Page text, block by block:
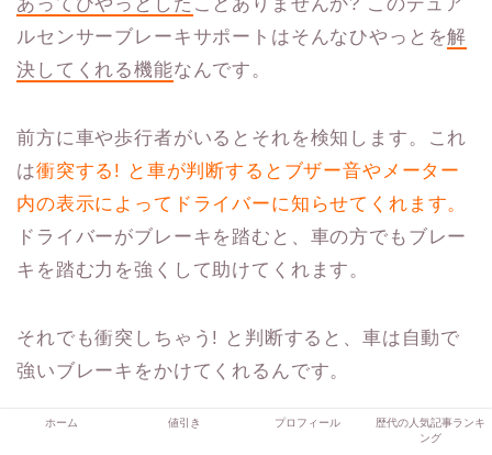
ルセンサーブレーキサポートはそんなひやっとを解
決してくれる機能なんです。
前方に車や歩行者がいるとそれを検知します。これ
は衝突する! と車が判断するとブザー音やメーター
内の表示によってドライバーに知らせてくれます。
ドライバーがブレーキを踏むと、車の方でもブレー
キを踏む力を強くして助けてくれます。
それでも衝突しちゃう! と判断すると、車は自動で
強いブレーキをかけてくれるんです。
ホーム 値引き プロフィール
歴代の人気記事ランキ
ング